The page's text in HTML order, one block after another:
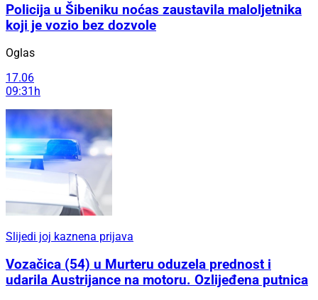
Policija u Šibeniku noćas zaustavila maloljetnika
koji je vozio bez dozvole
Oglas
17.06
09:31h
Slijedi joj kaznena prijava
Vozačica (54) u Murteru oduzela prednost i
udarila Austrijance na motoru. Ozlijeđena putnica